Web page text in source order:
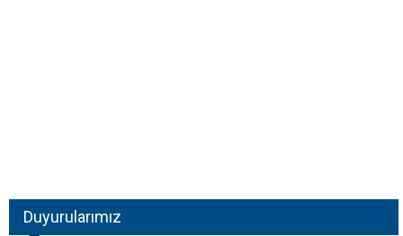
Duyurularımız